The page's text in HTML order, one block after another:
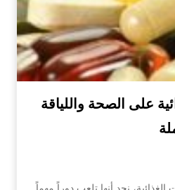
على الصحة واللياقة
نجد أنها تلعب دوراً مهماً